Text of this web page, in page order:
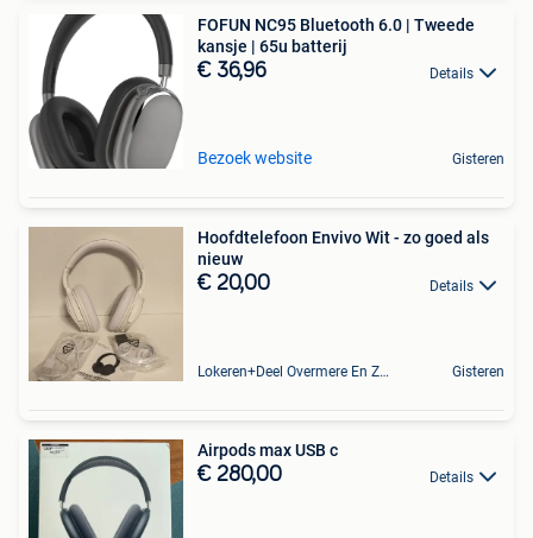
FOFUN NC95 Bluetooth 6.0 | Tweede
kansje | 65u batterij
€ 36,96 Details
Bezoek website Gisteren
Hoofdtelefoon Envivo Wit - zo goed als
nieuw
€ 20,00 Details
Lokeren+Deel Overmere En Zele Gisteren
Airpods max USB c
€ 280,00 Details